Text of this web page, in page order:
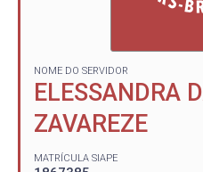
NOME DO SERVIDOR
ELESSANDRA
ZAVAREZE
MATRÍCULA SIAPE